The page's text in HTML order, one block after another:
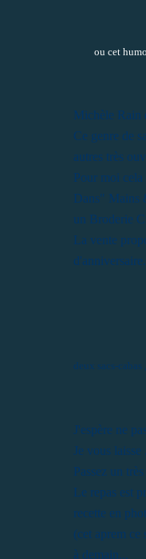
ou cet
Michèle Rain
Ce genre de
autres très
Pour moi
Dans" Mains
un Broderie
La vente
deux sacs-
J'espère ne
Je vous laisse
Passez un
Le repas est
recette en
(cet aprem ce
à demain...